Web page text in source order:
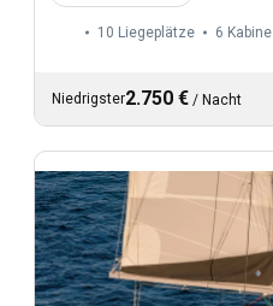
10 Liegeplätze 6 Kabine
Niedrigster2.750 € / Nacht